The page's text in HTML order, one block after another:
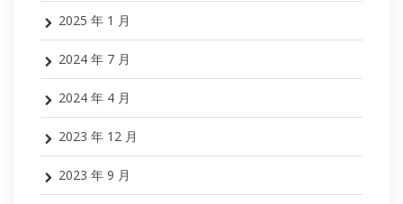
2025 年 1 月
2024 年 7 月
2024 年 4 月
2023 年 12 月
2023 年 9 月